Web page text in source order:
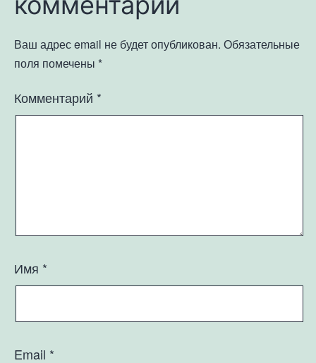
Ваш адрес email не будет опубликован. Обязательные
поля помечены *
Комментарий *
Имя *
Email *